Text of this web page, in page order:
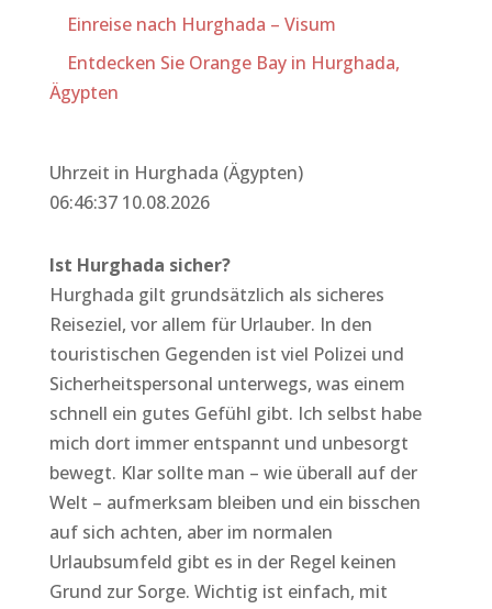
Einreise nach Hurghada – Visum
Entdecken Sie Orange Bay in Hurghada,
Ägypten
Uhrzeit in Hurghada (Ägypten)
06:46:37 10.08.2026
Ist Hurghada sicher?
Hurghada gilt grundsätzlich als sicheres
Reiseziel, vor allem für Urlauber. In den
touristischen Gegenden ist viel Polizei und
Sicherheitspersonal unterwegs, was einem
schnell ein gutes Gefühl gibt. Ich selbst habe
mich dort immer entspannt und unbesorgt
bewegt. Klar sollte man – wie überall auf der
Welt – aufmerksam bleiben und ein bisschen
auf sich achten, aber im normalen
Urlaubsumfeld gibt es in der Regel keinen
Grund zur Sorge. Wichtig ist einfach, mit